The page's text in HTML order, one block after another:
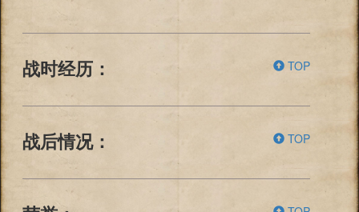
战时经历： TOP
战后情况： TOP